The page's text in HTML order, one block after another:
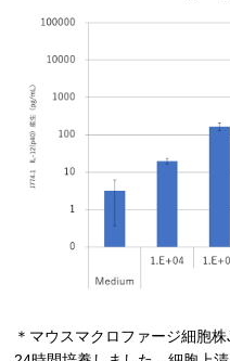
＊マウスマクロファージ細胞